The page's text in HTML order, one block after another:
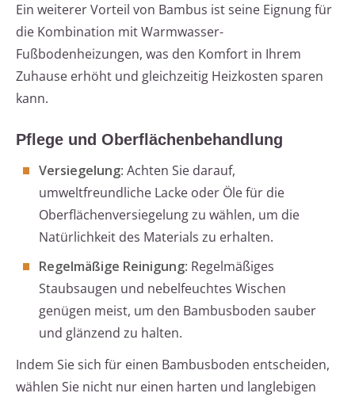
Ein weiterer Vorteil von Bambus ist seine Eignung für
die Kombination mit Warmwasser-
Fußbodenheizungen, was den Komfort in Ihrem
Zuhause erhöht und gleichzeitig Heizkosten sparen
kann.
Pflege und Oberflächenbehandlung
Versiegelung: Achten Sie darauf,
umweltfreundliche Lacke oder Öle für die
Oberflächenversiegelung zu wählen, um die
Natürlichkeit des Materials zu erhalten.
Regelmäßige Reinigung: Regelmäßiges
Staubsaugen und nebelfeuchtes Wischen
genügen meist, um den Bambusboden sauber
und glänzend zu halten.
Indem Sie sich für einen Bambusboden entscheiden,
wählen Sie nicht nur einen harten und langlebigen